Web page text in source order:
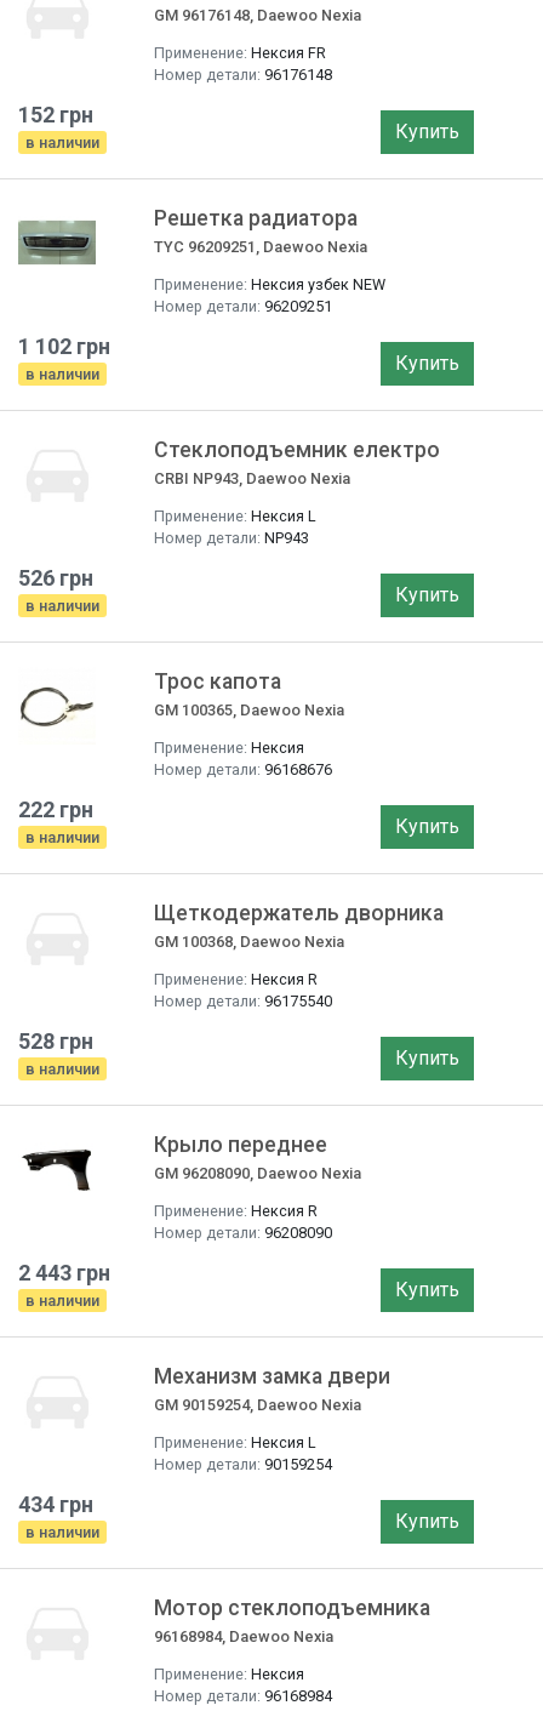
GM 96176148, Daewoo Nexia
Применение: Нексия FR
Номер детали: 96176148
152 грн
в наличии Купить
Решетка радиатора
TYC 96209251, Daewoo Nexia
Применение: Нексия узбек NEW
Номер детали: 96209251
1 102 грн
в наличии Купить
Стеклоподъемник електро
CRBI NP943, Daewoo Nexia
Применение: Нексия L
Номер детали: NP943
526 грн
в наличии Купить
Трос капота
GM 100365, Daewoo Nexia
Применение: Нексия
Номер детали: 96168676
222 грн
в наличии Купить
Щеткодержатель дворника
GM 100368, Daewoo Nexia
Применение: Нексия R
Номер детали: 96175540
528 грн
в наличии Купить
Крыло переднее
GM 96208090, Daewoo Nexia
Применение: Нексия R
Номер детали: 96208090
2 443 грн
в наличии Купить
Механизм замка двери
GM 90159254, Daewoo Nexia
Применение: Нексия L
Номер детали: 90159254
434 грн
в наличии Купить
Мотор стеклоподъемника
96168984, Daewoo Nexia
Применение: Нексия
Номер детали: 96168984